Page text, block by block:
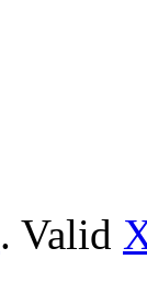
. Valid